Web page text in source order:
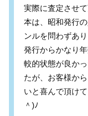
実際に査定させ
本は、昭和発行
ンルを問わずあり
発行からかなり
較的状態が良か
たが、お客様か
いと喜んで頂け
＾ )ﾉ